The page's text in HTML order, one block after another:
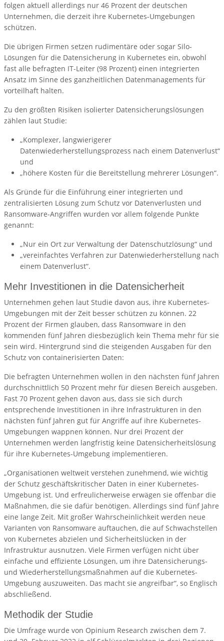
folgen aktuell allerdings nur 46 Prozent der deutschen
Unternehmen, die derzeit ihre Kubernetes-Umgebungen
schützen.
Die übrigen Firmen setzen rudimentäre oder sogar Silo-
Lösungen für die Datensicherung in Kubernetes ein, obwohl
fast alle befragten IT-Leiter (98 Prozent) einen integrierten
Ansatz im Sinne des ganzheitlichen Datenmanagements für
vorteilhaft halten.
Zu den größten Risiken isolierter Datensicherungslösungen
zählen laut Studie:
„Komplexer, langwierigerer
Datenwiederherstellungsprozess nach einem Datenverlust“
und
„höhere Kosten für die Bereitstellung mehrerer Lösungen“.
Als Gründe für die Einführung einer integrierten und
zentralisierten Lösung zum Schutz vor Datenverlusten und
Ransomware-Angriffen wurden vor allem folgende Punkte
genannt:
„Nur ein Ort zur Verwaltung der Datenschutzlösung“ und
„vereinfachtes Verfahren zur Datenwiederherstellung nach
einem Datenverlust“.
Mehr Investitionen in die Datensicherheit
Unternehmen gehen laut Studie davon aus, ihre Kubernetes-
Umgebungen mit der Zeit besser schützen zu können. 22
Prozent der Firmen glauben, dass Ransomware in den
kommenden fünf Jahren diesbezüglich kein Thema mehr für sie
sein wird. Hintergrund sind die steigenden Ausgaben für den
Schutz von containerisierten Daten:
Die befragten Unternehmen wollen in den nächsten fünf Jahren
durchschnittlich 50 Prozent mehr für diesen Bereich ausgeben.
Fast 70 Prozent gehen davon aus, dass sie sich durch
entsprechende Investitionen in ihre Infrastrukturen in den
nächsten fünf Jahren gut für Angriffe auf ihre Kubernetes-
Umgebungen wappnen können. Nur drei Prozent der
Unternehmen werden langfristig keine Datensicherheitslösung
für ihre Kubernetes-Umgebung implementieren.
„Organisationen weltweit verstehen zunehmend, wie wichtig
der Schutz geschäftskritischer Daten in einer Kubernetes-
Umgebung ist. Und erfreulicherweise erwägen sie offenbar die
Maßnahmen, die sie dafür benötigen. Allerdings sind fünf Jahre
eine lange Zeit. Mit großer Wahrscheinlichkeit werden neue
Varianten von Ransomware auftauchen, die auf Schwachstellen
von Kubernetes abzielen und Sicherheitslücken in der
Infrastruktur ausnutzen. Viele Firmen verfügen nicht über
einfache und effiziente Lösungen, um ihre Datensicherungs-
und Wiederherstellungsmaßnahmen auf die Kubernetes-
Umgebung auszuweiten. Das macht sie angreifbar“, so Englisch
abschließend.
Methodik der Studie
Die Umfrage wurde von Opinium Research zwischen dem 7.